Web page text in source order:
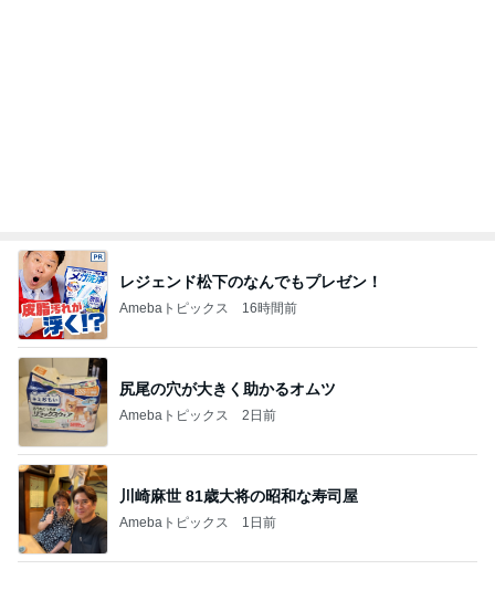
小麦粉を欲しがる夫の禁断症状
Amebaトピックス 19時間前
桃の母 お得すぎて心配になる特典
Amebaトピックス 1日前